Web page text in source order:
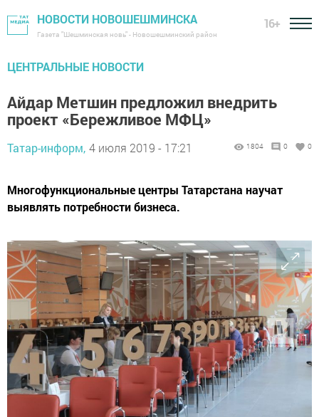
НОВОСТИ НОВОШЕШМИНСКА
Газета "Шешминская новь" - Новошешминский район
16+
ЦЕНТРАЛЬНЫЕ НОВОСТИ
Айдар Метшин предложил внедрить
проект «Бережливое МФЦ»
Татар-информ, 4 июля 2019 - 17:21 1804 0 0
Многофункциональные центры Татарстана научат
выявлять потребности бизнеса.